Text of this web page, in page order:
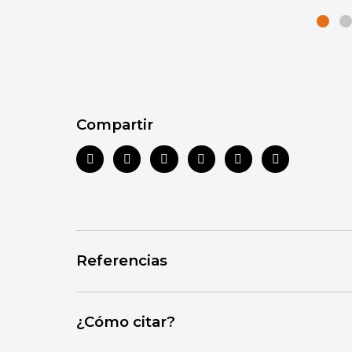
Compartir
Referencias
Toda la información que ofrecemos está
¿Cómo citar?